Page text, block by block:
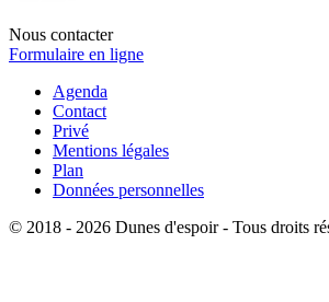
Nous contacter
Formulaire en ligne
Agenda
Contact
Privé
Mentions légales
Plan
Données personnelles
© 2018 - 2026 Dunes d'espoir - Tous droits